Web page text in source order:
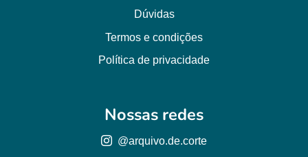
Dúvidas
Termos e condições
Política de privacidade
Nossas redes
@arquivo.de.corte